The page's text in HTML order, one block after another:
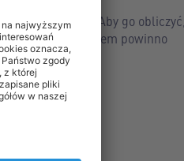
Mass Index). Aby go obliczyć,
Twoim celem powinno